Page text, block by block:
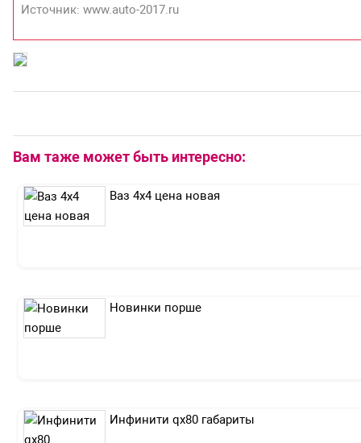
Источник: www.auto-2017.ru
Вам таже может быть интересно:
Ваз 4х4 цена новая
Новинки порше
Инфинити qx80 габариты